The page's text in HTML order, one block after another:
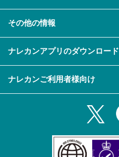
ご利用企業様の声
セキュリティ
資料をダウンロードする
メール自動転送機能
充実サポート
その他の情報
セミナー一覧
プライバシーポリシー
ナレカンアプリのダウンロード
Androidタブレットアプリ
ナレカンご利用者様向け